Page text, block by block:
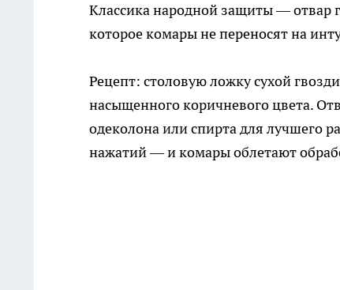
Классика народной защиты — отвар
которое комары не переносят на
Рецепт: столовую ложку сухой
насыщенного коричневого цвета.
одеколона или спирта для лучшего
нажатий — и комары облетают